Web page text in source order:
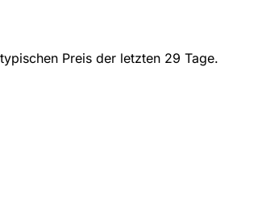
Preis der letzten 29 Tage.